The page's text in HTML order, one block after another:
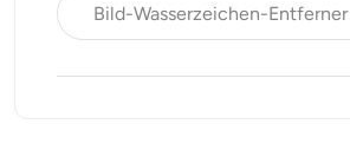
Bild-Wasserzeichen-Entferner